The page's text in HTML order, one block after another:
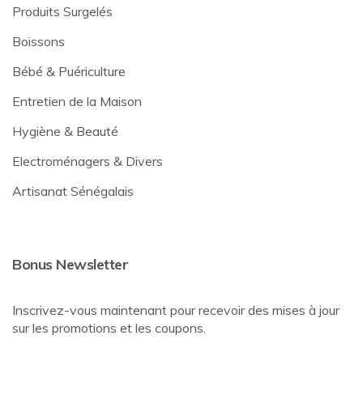
Produits Surgelés
Boissons
Bébé & Puériculture
Entretien de la Maison
Hygiène & Beauté
Electroménagers & Divers
Artisanat Sénégalais
Bonus Newsletter
Inscrivez-vous maintenant pour recevoir des mises à jour
sur les promotions et les coupons.